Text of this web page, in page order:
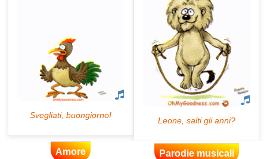
Amore Parodie musicali